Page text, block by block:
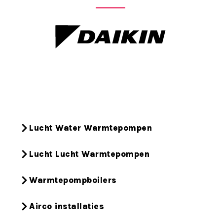
Lucht Water Warmtepompen
Lucht Lucht Warmtepompen
Warmtepompboilers
Airco installaties